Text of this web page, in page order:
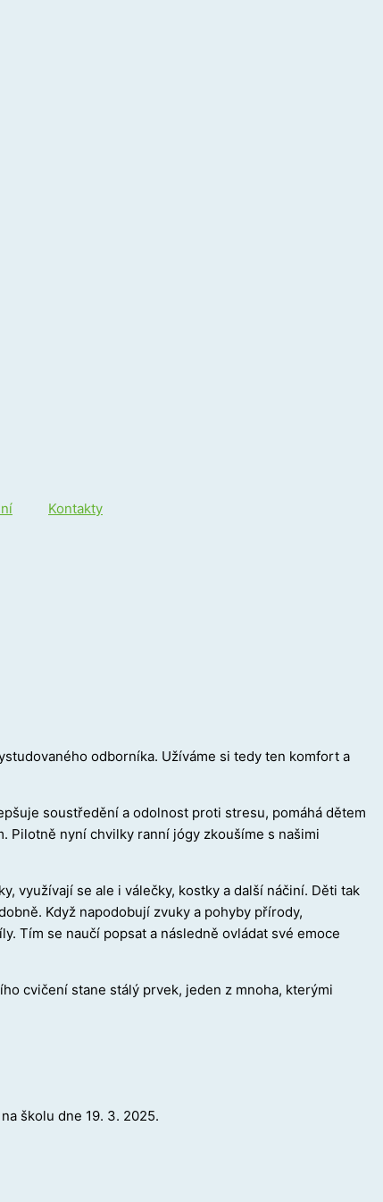
Kontakty
odborníka. Užíváme si tedy ten komfort a
soustředění a odolnost proti stresu, pomáhá dětem
Pilotně nyní chvilky ranní jógy zkoušíme s našimi
využívají se ale i válečky, kostky a další náčiní. Děti tak
Když napodobují zvuky a pohyby přírody,
Tím se naučí popsat a následně ovládat své emoce
cvičení stane stálý prvek, jeden z mnoha, kterými
školu dne 19. 3. 2025.